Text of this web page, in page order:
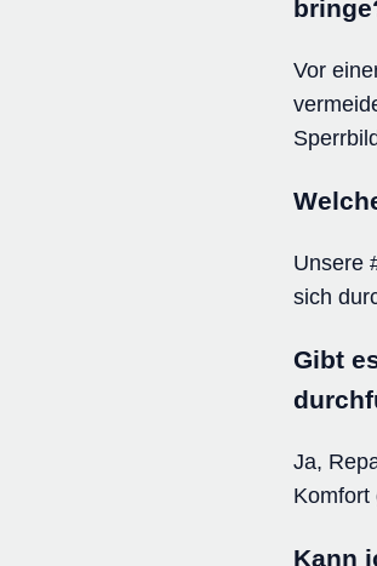
Vor
Unsere
sich
Gibt
Ja,
Komfort
Kann